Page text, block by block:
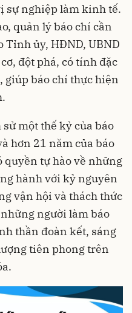
sự nghiệp làm kinh tế.
quản lý báo chí cần
Tỉnh ủy, HĐND, UBND
đột phá, có tính đặc
giúp báo chí thực hiện
một thế kỷ của báo
hơn 21 năm của báo
quyền tự hào về những
hành với kỷ nguyên
vận hội và thách thức
người làm báo
thần đoàn kết, sáng
tiên phong trên